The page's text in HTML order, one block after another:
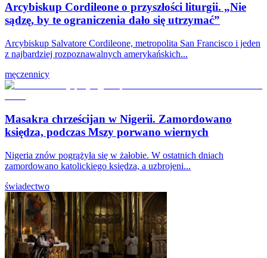
Arcybiskup Cordileone o przyszłości liturgii. „Nie
sądzę, by te ograniczenia dało się utrzymać”
Arcybiskup Salvatore Cordileone, metropolita San Francisco i jeden
z najbardziej rozpoznawalnych amerykańskich...
męczennicy
Masakra chrześcijan w Nigerii. Zamordowano
księdza, podczas Mszy porwano wiernych
Nigeria znów pogrążyła się w żałobie. W ostatnich dniach
zamordowano katolickiego księdza, a uzbrojeni...
świadectwo